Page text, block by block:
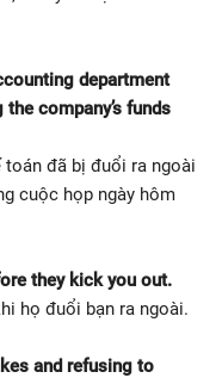
department
company’s funds
đã bị đuổi ra ngoài
cuộc họp ngày hôm
they kick you out.
họ đuổi bạn ra ngoài.
and refusing to